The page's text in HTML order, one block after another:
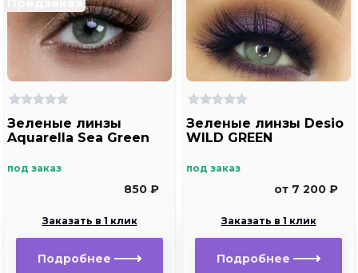
Зеленые линзы
Aquarella Sea Green
под заказ
850 ₽
Заказать в 1 клик
Подробнее
Зеленые линзы Desio
WILD GREEN
под заказ
от 7 200 ₽
Заказать в 1 клик
Подробнее